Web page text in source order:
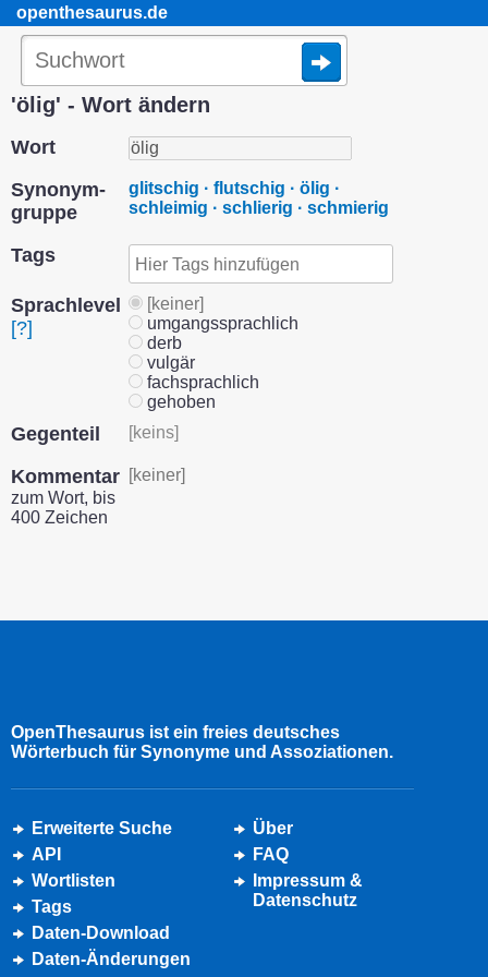
openthesaurus.de
'ölig' - Wort ändern
Wort
Synonym­
gruppe
glitschig · flutschig · ölig ·
schleimig · schlierig · schmierig
Tags
Sprach­level
[?]
[keiner]
umgangssprachlich
derb
vulgär
fachsprachlich
gehoben
Gegenteil [keins]
Kommentar
zum Wort, bis
400 Zeichen
[keiner]
OpenThesaurus ist ein freies deutsches
Wörterbuch für Synonyme und Assoziationen.
Erweiterte Suche
API
Wortlisten
Tags
Daten-Download
Daten-Änderungen
Über
FAQ
Impressum &
Datenschutz